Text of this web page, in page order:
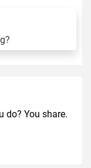
do? You share.